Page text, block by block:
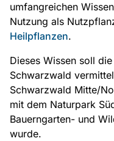
umfangreichen
Nutzung als
Heilpflanzen.
Dieses Wissen soll
Schwarzwald
Schwarzwald Mitte/
mit dem Naturpark
Bauerngarten- und
wurde.